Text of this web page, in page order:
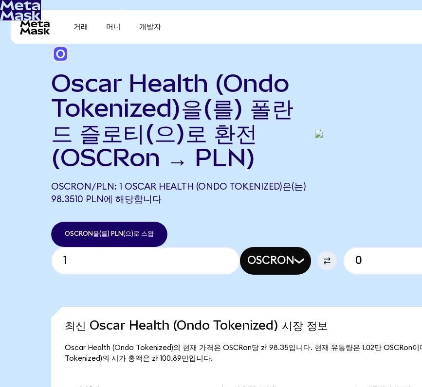
거래 머니 개발자
Oscar Health (Ondo
Tokenized)을(를) 폴란
드 즐로티(으)로 환전
(OSCRon → PLN)
OSCRON/PLN: 1 OSCAR HEALTH (ONDO TOKENIZED)은(는)
98.3510 PLN에 해당합니다
OSCRON을(를) PLN(으)로 스왑
OSCRON
최신 Oscar Health (Ondo Tokenized) 시장 정보
Oscar Health (Ondo Tokenized)의 현재 가격은 OSCRon당 zł 98.35입니다. 현재 유통량은 1.02만 OSCRon
Tokenized)의 시가 총액은 zł 100.89만입니다.